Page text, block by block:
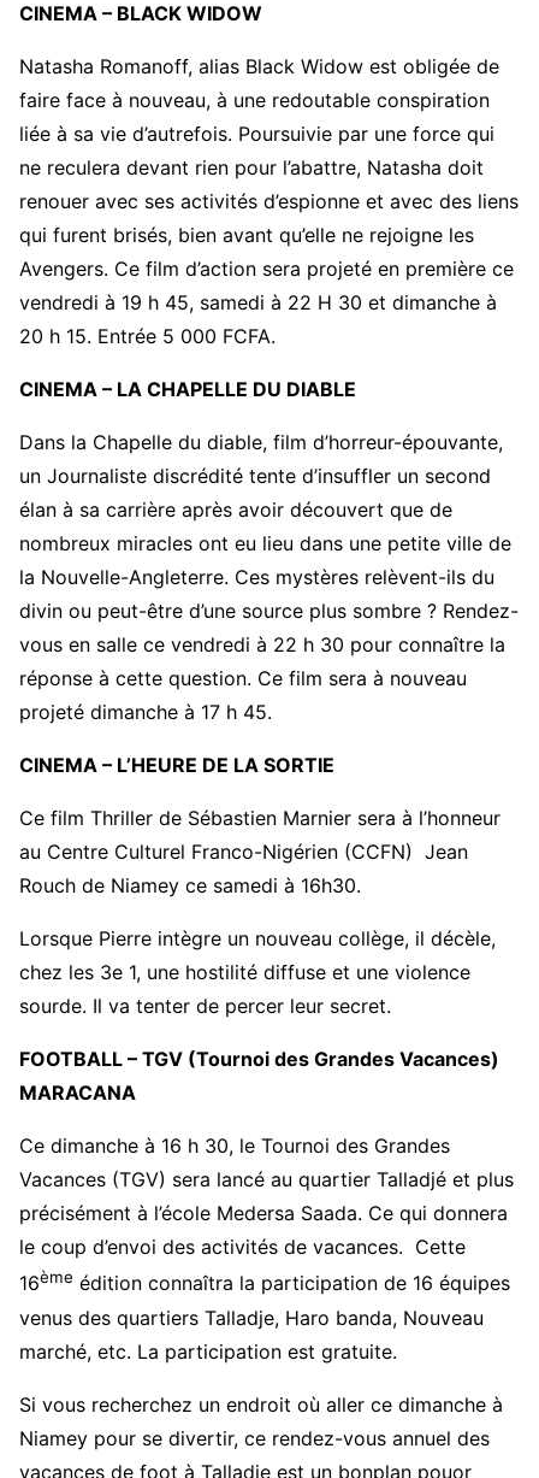
CINEMA – BLACK WIDOW
Natasha Romanoff, alias Black Widow est obligée de
faire face à nouveau, à une redoutable conspiration
liée à sa vie d’autrefois. Poursuivie par une force qui
ne reculera devant rien pour l’abattre, Natasha doit
renouer avec ses activités d’espionne et avec des liens
qui furent brisés, bien avant qu’elle ne rejoigne les
Avengers. Ce film d’action sera projeté en première ce
vendredi à 19 h 45, samedi à 22 H 30 et dimanche à
20 h 15. Entrée 5 000 FCFA.
CINEMA – LA CHAPELLE DU DIABLE
Dans la Chapelle du diable, film d’horreur-épouvante,
un Journaliste discrédité tente d’insuffler un second
élan à sa carrière après avoir découvert que de
nombreux miracles ont eu lieu dans une petite ville de
la Nouvelle-Angleterre. Ces mystères relèvent-ils du
divin ou peut-être d’une source plus sombre ? Rendez-
vous en salle ce vendredi à 22 h 30 pour connaître la
réponse à cette question. Ce film sera à nouveau
projeté dimanche à 17 h 45.
CINEMA – L’HEURE DE LA SORTIE
Ce film Thriller de Sébastien Marnier sera à l’honneur
au Centre Culturel Franco-Nigérien (CCFN) Jean
Rouch de Niamey ce samedi à 16h30.
Lorsque Pierre intègre un nouveau collège, il décèle,
chez les 3e 1, une hostilité diffuse et une violence
sourde. Il va tenter de percer leur secret.
FOOTBALL – TGV (Tournoi des Grandes Vacances)
MARACANA
Ce dimanche à 16 h 30, le Tournoi des Grandes
Vacances (TGV) sera lancé au quartier Talladjé et plus
précisément à l’école Medersa Saada. Ce qui donnera
le coup d’envoi des activités de vacances. Cette
16ème édition connaîtra la participation de 16 équipes
venus des quartiers Talladje, Haro banda, Nouveau
marché, etc. La participation est gratuite.
Si vous recherchez un endroit où aller ce dimanche à
Niamey pour se divertir, ce rendez-vous annuel des
vacances de foot à Talladje est un bonplan pouor